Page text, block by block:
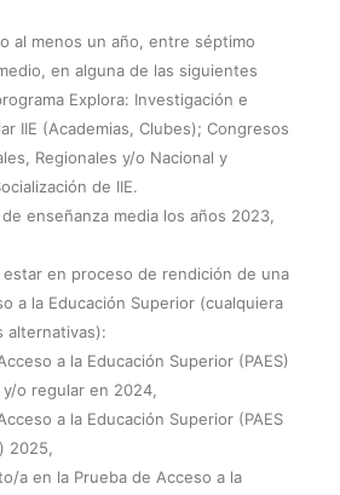
al menos un año, entre séptimo
en alguna de las siguientes
Explora: Investigación e
IIE (Academias, Clubes); Congresos
Regionales y/o Nacional y
de IIE.
enseñanza media los años 2023,
en proceso de rendición de una
a la Educación Superior (cualquiera
alternativas):
a la Educación Superior (PAES)
o regular en 2024,
a la Educación Superior (PAES
2025,
a en la Prueba de Acceso a la